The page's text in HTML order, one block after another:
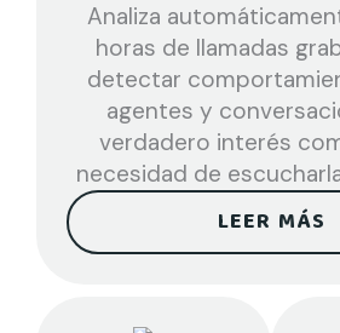
Analiza
horas de llamadas
detectar
agentes y
verdadero interés
necesidad de
LEER MÁS